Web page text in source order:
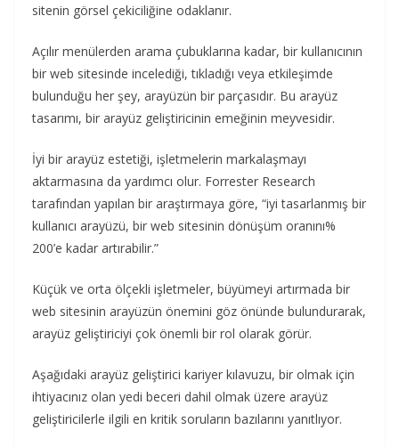
sitenin görsel çekiciliğine odaklanır.
Açılır menülerden arama çubuklarına kadar, bir kullanıcının
bir web sitesinde incelediği, tıkladığı veya etkileşimde
bulunduğu her şey, arayüzün bir parçasıdır. Bu arayüz
tasarımı, bir arayüz geliştiricinin emeğinin meyvesidir.
İyi bir arayüz estetiği, işletmelerin markalaşmayı
aktarmasına da yardımcı olur. Forrester Research
tarafından yapılan bir araştırmaya göre, “iyi tasarlanmış bir
kullanıcı arayüzü, bir web sitesinin dönüşüm oranını%
200’e kadar artırabilir.”
Küçük ve orta ölçekli işletmeler, büyümeyi artırmada bir
web sitesinin arayüzün önemini göz önünde bulundurarak,
arayüz geliştiriciyi çok önemli bir rol olarak görür.
Aşağıdaki arayüz geliştirici kariyer kılavuzu, bir olmak için
ihtiyacınız olan yedi beceri dahil olmak üzere arayüz
geliştiricilerle ilgili en kritik soruların bazılarını yanıtlıyor.